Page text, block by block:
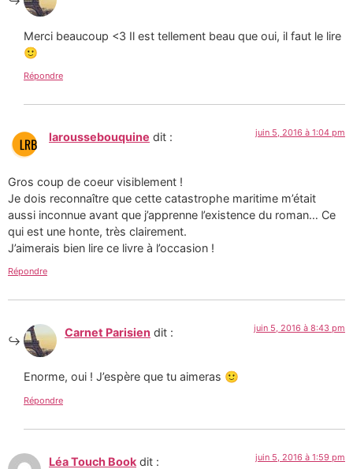
Merci beaucoup <3 Il est tellement beau que oui, il faut le lire
🙂
Répondre
laroussebouquine dit : juin 5, 2016 à 1:04 pm
Gros coup de coeur visiblement !
Je dois reconnaître que cette catastrophe maritime m’était
aussi inconnue avant que j’apprenne l’existence du roman… Ce
qui est une honte, très clairement.
J’aimerais bien lire ce livre à l’occasion !
Répondre
Carnet Parisien dit : juin 5, 2016 à 8:43 pm
Enorme, oui ! J’espère que tu aimeras 🙂
Répondre
Léa Touch Book dit : juin 5, 2016 à 1:59 pm